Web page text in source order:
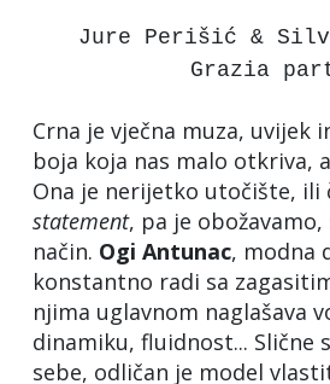
Jure Perišić &
Grazia
Crna je vječna muza, uvijek
boja koja nas malo otkriva,
Ona je nerijetko utočište, ili
statement, pa je
način. Ogi Antunac, modna
konstantno radi sa
njima uglavnom naglašava
dinamiku, fluidnost... Slične
sebe, odličan je model